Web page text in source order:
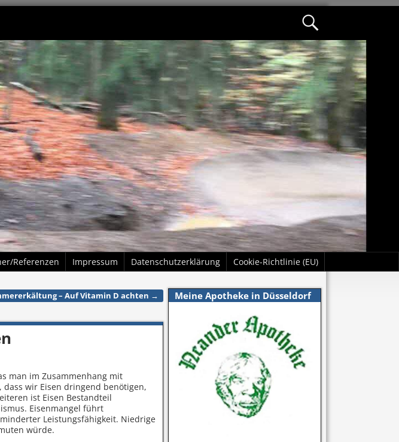
Referenzen Impressum Datenschutzerklärung
Cookie-Richtlinie (EU)
– Auf Vitamin D achten →
man im Zusammenhang mit
wir Eisen dringend benötigen,
ist Eisen Bestandteil
Eisenmangel führt
Leistungsfähigkeit. Niedrige
würde.
Meine Apotheke in Düsseldorf